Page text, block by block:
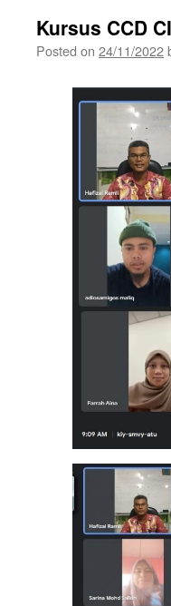
Kursus CCD
Posted on 24/11/2022